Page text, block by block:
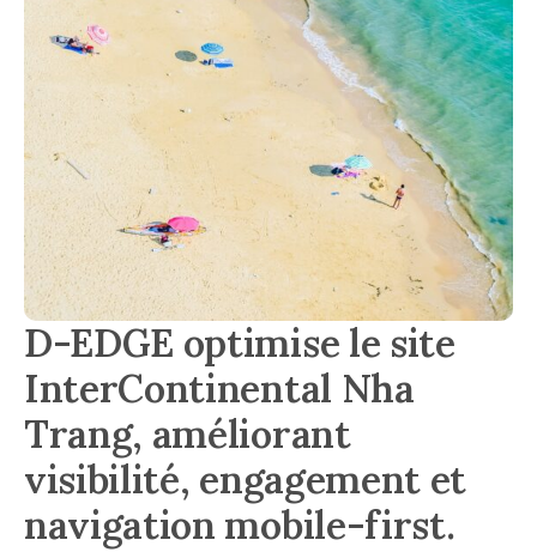
D-EDGE optimise le site
InterContinental Nha
Trang, améliorant
visibilité, engagement et
navigation mobile-first.